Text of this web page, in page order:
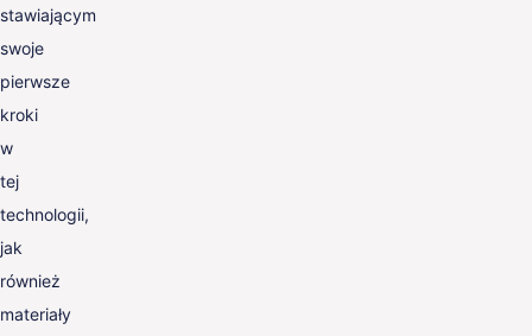
stawiającym
swoje
pierwsze
kroki
w
tej
technologii,
jak
również
materiały